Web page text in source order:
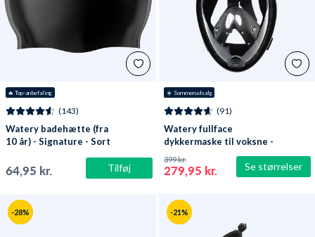
🔥 Top-anbefaling
Tilføj
(143)
Watery badehætte (fra
10 år) - Signature - Sort
64,95 kr.
☀️ Sommerudsalg
Se størrelser
(91)
Watery fullface
dykkermaske til voksne -
Oxygen - Sort
279,95 kr.
399 kr.
-28% -21%